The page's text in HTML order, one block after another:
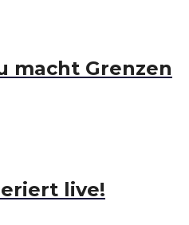
macht Grenzen
live!